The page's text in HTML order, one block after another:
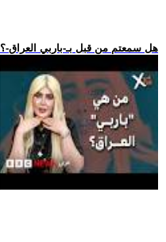
.. هل سمعتم من قبل بـ-باربي العراق-؟